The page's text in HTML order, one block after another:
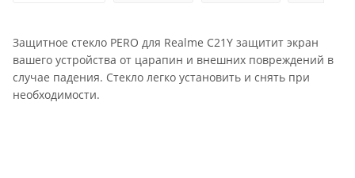
Защитное стекло PERO для Realme C21Y защитит экран
вашего устройства от царапин и внешних повреждений в
случае падения. Стекло легко установить и снять при
необходимости.